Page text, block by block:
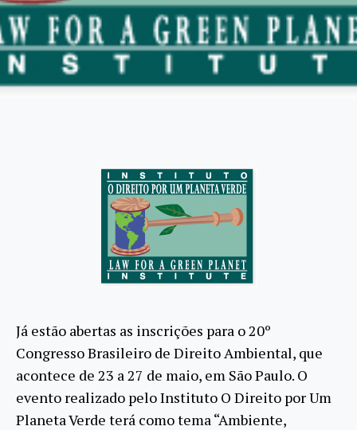
Já estão abertas as inscrições para o 20º
Congresso Brasileiro de Direito Ambiental, que
acontece de 23 a 27 de maio, em São Paulo. O
evento realizado pelo Instituto O Direito por Um
Planeta Verde terá como tema “Ambiente,